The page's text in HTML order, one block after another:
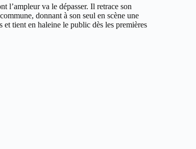
l’ampleur va le dépasser. Il retrace son
donnant à son seul en scène une
et tient en haleine le public dès les premières